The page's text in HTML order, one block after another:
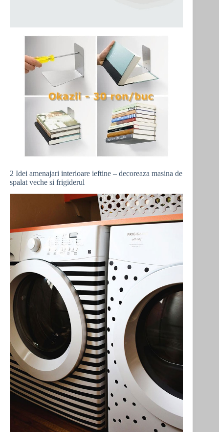
2 Idei amenajari interioare ieftine – decoreaza masina de
spalat veche si frigiderul